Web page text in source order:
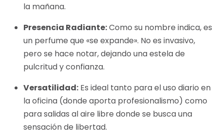
la mañana.
Presencia Radiante:Como su nombre indica, es
un perfume que «se expande». No es invasivo,
pero se hace notar, dejando una estela de
pulcritud y confianza.
Versatilidad: Es ideal tanto para el uso diario en
la oficina (donde aporta profesionalismo) como
para salidas al aire libre donde se busca una
sensación de libertad.